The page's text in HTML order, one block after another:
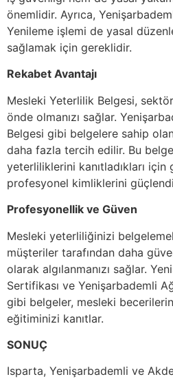
önemlidir. Ayrıca,
Yenileme işlemi de yasal
sağlamak için gereklidir.
Rekabet Avantajı
Mesleki Yeterlilik Belgesi,
önde olmanızı sağlar.
Belgesi gibi belgelere sahip
daha fazla tercih edilir. Bu
yeterliliklerini kanıtladıkları için
profesyonel kimliklerini
Profesyonellik ve Güven
Mesleki yeterliliğinizi
müşteriler tarafından daha
olarak algılanmanızı sağlar.
Sertifikası ve Yenişarbademli
gibi belgeler, mesleki
eğitiminizi kanıtlar.
SONUÇ
Isparta, Yenişarbademli ve